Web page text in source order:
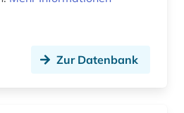
Zur Datenbank